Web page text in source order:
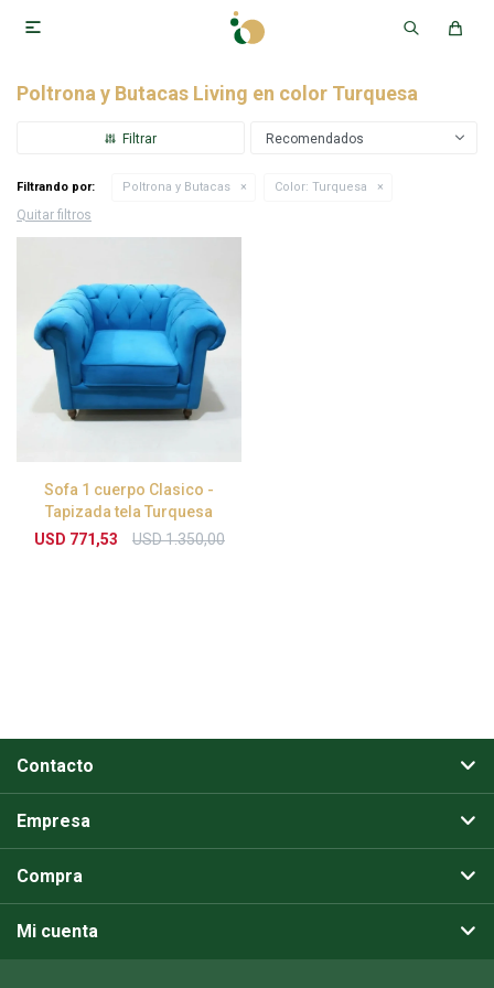

Poltrona y Butacas Living en color Turquesa
Recomendados
Filtrando por: Poltrona y Butacas Color: Turquesa
Quitar filtros
Sofa 1 cuerpo Clasico -
Tapizada tela Turquesa
USD 771,53 USD1.350,00
Contacto
Empresa
Compra
Mi cuenta